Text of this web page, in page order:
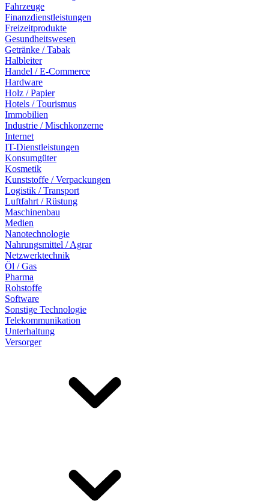
Fahrzeuge
Finanzdienstleistungen
Freizeitprodukte
Gesundheitswesen
Getränke / Tabak
Halbleiter
Handel / E-Commerce
Hardware
Holz / Papier
Hotels / Tourismus
Immobilien
Industrie / Mischkonzerne
Internet
IT-Dienstleistungen
Konsumgüter
Kosmetik
Kunststoffe / Verpackungen
Logistik / Transport
Luftfahrt / Rüstung
Maschinenbau
Medien
Nanotechnologie
Nahrungsmittel / Agrar
Netzwerktechnik
Öl / Gas
Pharma
Rohstoffe
Software
Sonstige Technologie
Telekommunikation
Unterhaltung
Versorger